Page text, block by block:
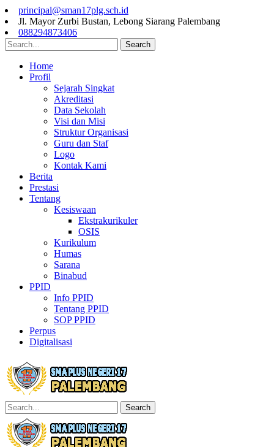
principal@sman17plg.sch.id
Jl. Mayor Zurbi Bustan, Lebong Siarang Palembang
088294873406
Search
Home
Profil
Sejarah Singkat
Akreditasi
Data Sekolah
Visi dan Misi
Struktur Organisasi
Guru dan Staf
Logo
Kontak Kami
Berita
Prestasi
Tentang
Kesiswaan
Ekstrakurikuler
OSIS
Kurikulum
Humas
Sarana
Binabud
PPID
Info PPID
Tentang PPID
SOP PPID
Perpus
Digitalisasi
Search